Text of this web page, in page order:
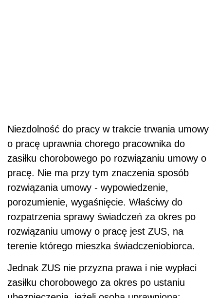
Niezdolność do pracy w trakcie trwania umowy
o pracę uprawnia chorego pracownika do
zasiłku chorobowego po rozwiązaniu umowy o
pracę. Nie ma przy tym znaczenia sposób
rozwiązania umowy - wypowiedzenie,
porozumienie, wygaśnięcie. Właściwy do
rozpatrzenia sprawy świadczeń za okres po
rozwiązaniu umowy o pracę jest ZUS, na
terenie którego mieszka świadczeniobiorca.
Jednak ZUS nie przyzna prawa i nie wypłaci
zasiłku chorobowego za okres po ustaniu